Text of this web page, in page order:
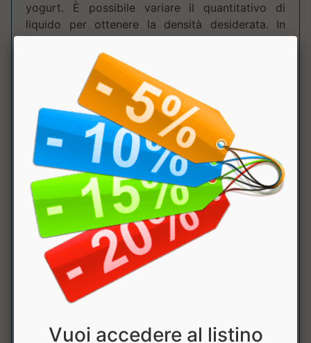
yogurt. È possibile variare il quantitativo di
liquido per ottenere la densità desiderata. In
ingrediente per preparare un delizioso dessert. I
valori della tabella nutrizionale si riferiscono al
gusto Burro di arachidi.
Vuoi accedere al listino